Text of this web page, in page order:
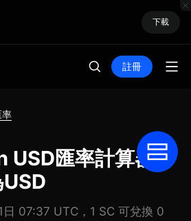
下載
註冊
率
USD匯率計算器:
07:37 UTC，1 SC 可兌換 0